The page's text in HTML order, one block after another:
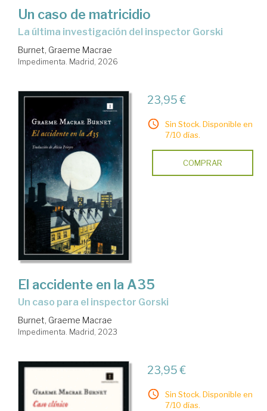
Un caso de matricidio
La última investigación del inspector Gorski
Burnet, Graeme Macrae
Impedimenta. Madrid, 2026
23,95 €
Sin Stock. Disponible en
7/10 días.
COMPRAR
El accidente en la A35
un caso para el inspector Gorski
Burnet, Graeme Macrae
Impedimenta. Madrid, 2023
23,95 €
Sin Stock. Disponible en
7/10 días.